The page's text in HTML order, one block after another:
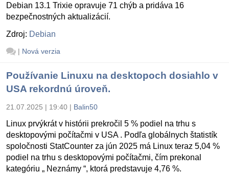
Debian 13.1 Trixie opravuje 71 chýb a pridáva 16
bezpečnostných aktualizácií.
Zdroj: Debian
| Nová verzia
Používanie Linuxu na desktopoch dosiahlo v
USA rekordnú úroveň.
21.07.2025 | 19:40 | Balin50
Linux prvýkrát v histórii prekročil 5 % podiel na trhu s
desktopovými počítačmi v USA . Podľa globálnych štatistík
spoločnosti StatCounter za jún 2025 má Linux teraz 5,04 %
podiel na trhu s desktopovými počítačmi, čím prekonal
kategóriu „ Neznámy “, ktorá predstavuje 4,76 %.